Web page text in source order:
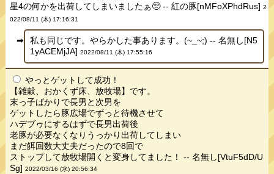
星4の何かを出荷してしまいましたぁ🥺 -- 紅の豚[nMFoXPhdRus]2
022/08/11 (木) 17:16:31
私も同じです。やらかした事あります。(~_~;) -- 名無し[N5
1yACEMjJA] 2022/08/11 (木) 17:55:16
やっとゲットして成功！
【雑穀、おかくず床、放牧場】です。
末っ子ばかりで長男と次男を
ゲットしたら豚広場でずっと待機させて
ハデブゥにするはずで長男出荷後
老豚が必要なくなりうっかり出荷してしまい
まだ餌回数大丈夫だったので8回で
ストップして放牧場開くと変身してました！ -- 名無し[VtuF5dD/U
Sg]2022/03/16 (水) 20:56:34